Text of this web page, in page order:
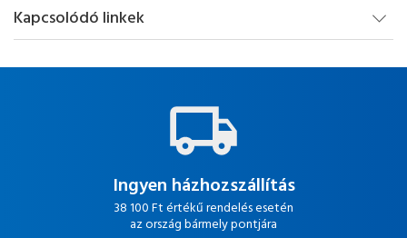
Kapcsolódó linkek
Ingyen házhozszállítás
38 100 Ft értékű rendelés esetén
az ország bármely pontjára